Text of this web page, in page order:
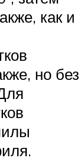
как и
но без